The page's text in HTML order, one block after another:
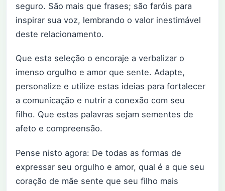
seguro. São mais que frases; são faróis para
inspirar sua voz, lembrando o valor inestimável
deste relacionamento.
Que esta seleção o encoraje a verbalizar o
imenso orgulho e amor que sente. Adapte,
personalize e utilize estas ideias para fortalecer
a comunicação e nutrir a conexão com seu
filho. Que estas palavras sejam sementes de
afeto e compreensão.
Pense nisto agora: De todas as formas de
expressar seu orgulho e amor, qual é a que seu
coração de mãe sente que seu filho mais